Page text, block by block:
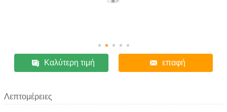
Καλύτερη τιμή επαφή
Λεπτομέρειες